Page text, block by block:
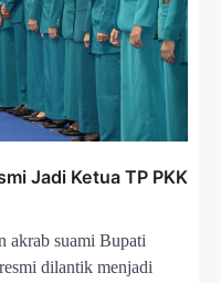
Jadi Ketua TP PKK
akrab suami Bupati
dilantik menjadi